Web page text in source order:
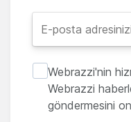
Webrazzi'nin
Webrazzi
göndermesini